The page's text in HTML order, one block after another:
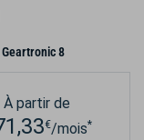
8
À partir de
€/mois*